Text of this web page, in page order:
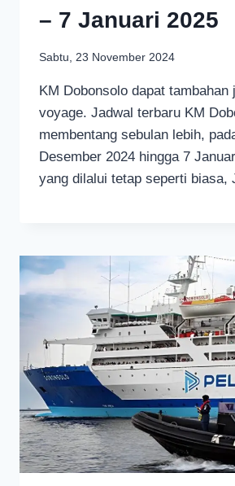
– 7 Januari 2025
Sabtu, 23 November 2024
KM Dobonsolo dapat tambahan
voyage. Jadwal terbaru KM
membentang sebulan lebih,
Desember 2024 hingga 7
yang dilalui tetap seperti